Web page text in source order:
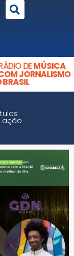
DEMÚSICA
JORNALISMO
BRASIL
ação